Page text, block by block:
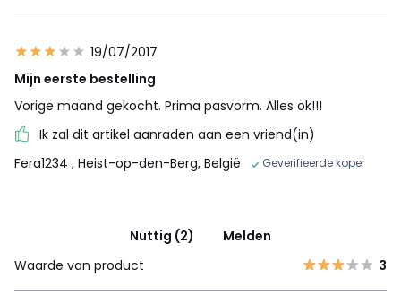
19/07/2017
Mijn eerste bestelling
Vorige maand gekocht. Prima pasvorm. Alles ok!!!
Ik zal dit artikel aanraden aan een vriend(in)
Fera1234 , Heist-op-den-Berg, België Geverifieerde koper
Nuttig (2)
Melden
Waarde van product
3